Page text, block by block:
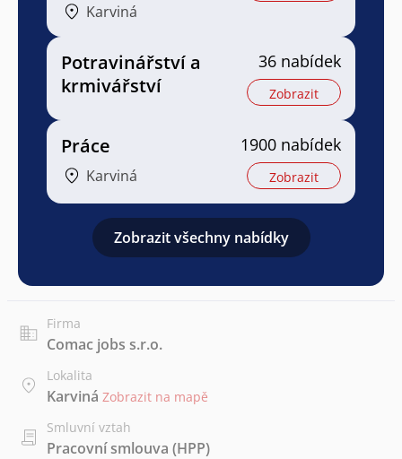
Karviná
Potravinářství a
krmivářství
36 nabídek
Zobrazit
Práce
Karviná
1900 nabídek
Zobrazit
Zobrazit všechny nabídky
Firma
Comac jobs s.r.o.
Lokalita
Karviná Zobrazit na mapě
Smluvní vztah
Pracovní smlouva (HPP)